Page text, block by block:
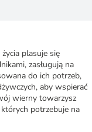
plasuje się
zasługują na
do ich potrzeb,
aby wspierać
wierny towarzysz
potrzebuje na